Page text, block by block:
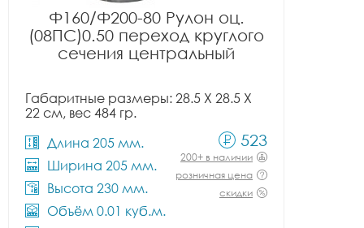
Ф160/Ф200-80 Рулон оц.
(08ПС)0.50 переход круглого
сечения центральный
Габаритные размеры: 28.5 X 28.5 X
22 см, вес 484 гр.
Длина 205 мм.
Ширина 205 мм.
Высота 230 мм.
Объём 0.01 куб.м.
523
200+ в наличии
розничная цена
скидки